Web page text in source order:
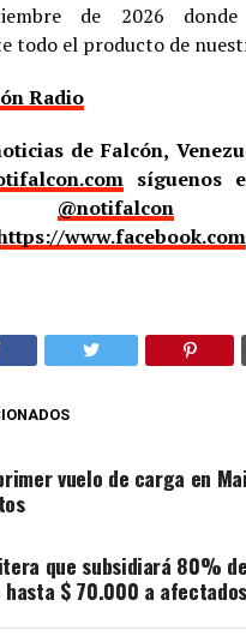
de 2026 donde
todo el producto de
Radio
de Falcón,
síguenos
@notifalcony
www.facebook.com
vuelo de carga en
que subsidiará 80%
hasta $ 70.000 a